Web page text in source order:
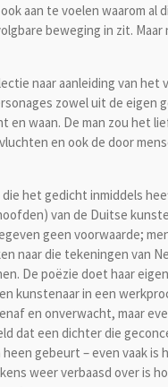
aan te voelen waarom al
beweging in zit.
naar aanleiding van het
zowel uit de eigen
waan. De man zou het
en ook de door
het gedicht inmiddels
van de Duitse
geen voorwaarde;
naar die tekeningen van
De poëzie doet haar
kunstenaar in een
en onverwacht, maar
dat een dichter die
gebeurt – even vaak
weer verbaasd over is